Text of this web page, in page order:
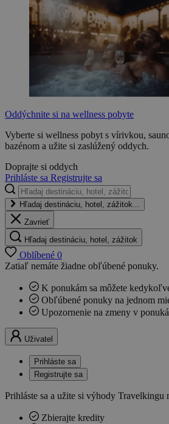
Oddýchnite si na wellness pobyte
Vyberte si wellness pobyt s vírivkou,
bazénom a užite si zaslúžený oddych.
Doprajte si oddych
Prihláste sa Registrujte sa
Hľadaj destináciu, hotel, zážitok...
Zavrieť
Hľadaj destináciu, hotel, zážitok
Oblíbené 0
Zatiaľ nemáte žiadne obľúbené ponuky.
K ponukám sa môžete
Obľúbené ponuky na jednom
Upozornenie na zmeny v
Uživatel
Prihláste sa
Registrujte sa
Prihláste sa a užite si výhody Travelkingu
Zbierajte kredity